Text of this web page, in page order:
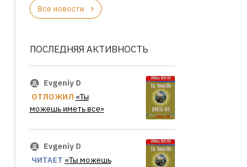
Все новости
ПОСЛЕДНЯЯ АКТИВНОСТЬ
Evgeniy D
ОТЛОЖИЛ «Ты
можешь иметь все»
Evgeniy D
ЧИТАЕТ «Ты можешь